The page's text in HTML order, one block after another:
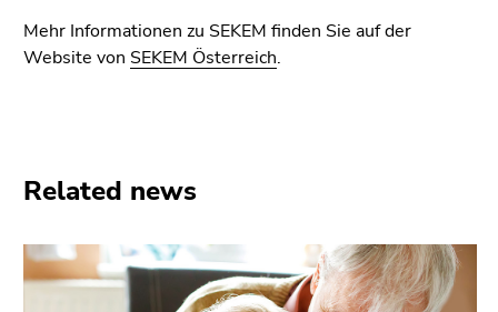
Mehr Informationen zu SEKEM finden Sie auf der
Website von SEKEM Österreich.
Related news